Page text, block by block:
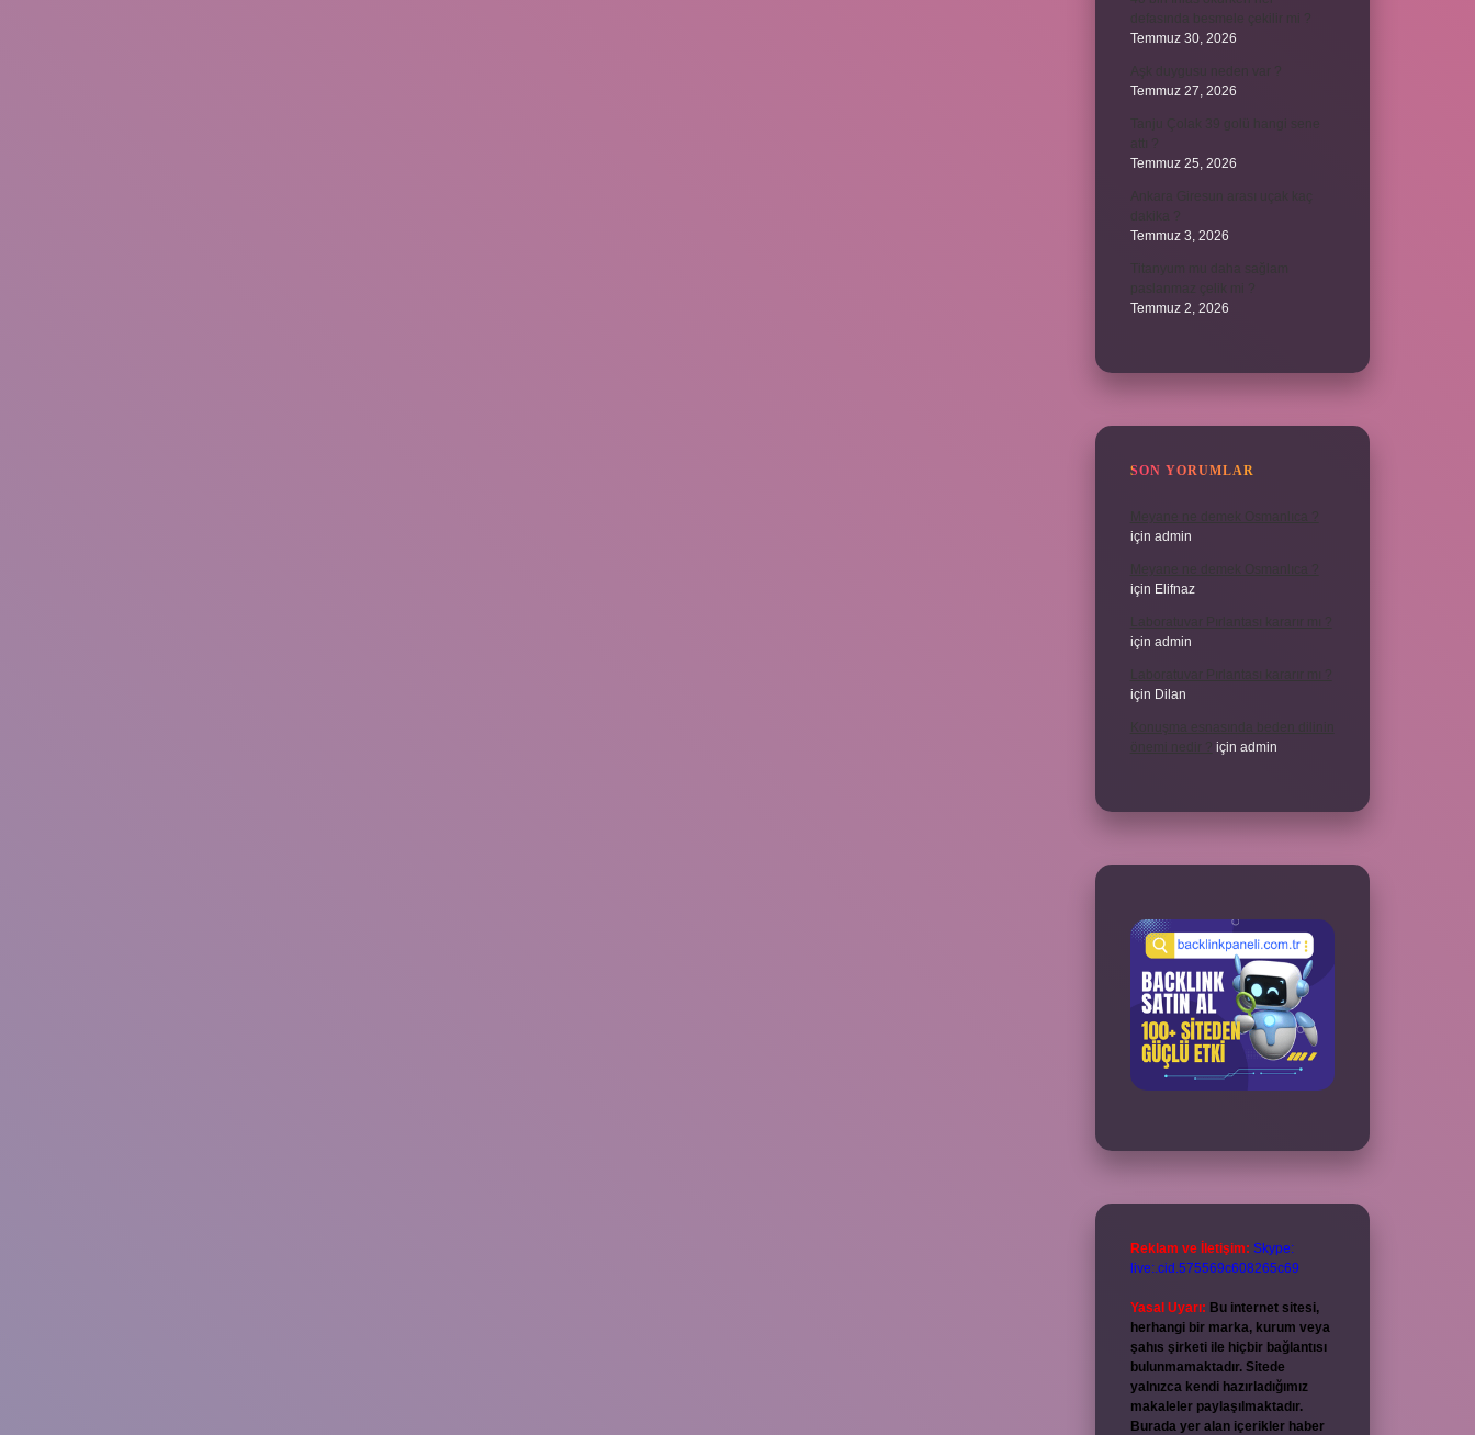
Temmuz 30, 2026
Temmuz 27, 2026
Temmuz 25, 2026
Temmuz 3, 2026
Temmuz 2, 2026
SON YORUMLAR
için admin
için Elifnaz
için admin
için Dilan
için admin
Reklam ve İletişim: Skype:
live:.cid.575569c608265c69
Yasal Uyarı: Bu internet sitesi,
herhangi bir marka, kurum veya
şahıs şirketi ile hiçbir bağlantısı
bulunmamaktadır. Sitede
yalnızca kendi hazırladığımız
makaleler paylaşılmaktadır.
Burada yer alan içerikler haber